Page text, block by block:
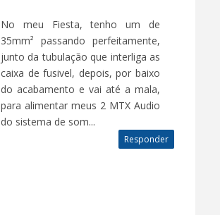
No meu Fiesta, tenho um de
35mm² passando perfeitamente,
junto da tubulação que interliga as
caixa de fusivel, depois, por baixo
do acabamento e vai até a mala,
para alimentar meus 2 MTX Audio
do sistema de som...
Responder